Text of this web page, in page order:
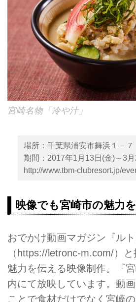
宮崎名物「冷や汁」
場所：千葉県浦安市舞浜１－７
期間：2017年1月13日(金)～3
http://www.tbm-clubresort.jp/
映像でも宮崎市の魅力
おでかけ動画マガジン『ルト
（ https://letronc-m.com/）
魅力を伝える映像制作。『
内にて放映しています。動
ことで食材だけでなく宮崎